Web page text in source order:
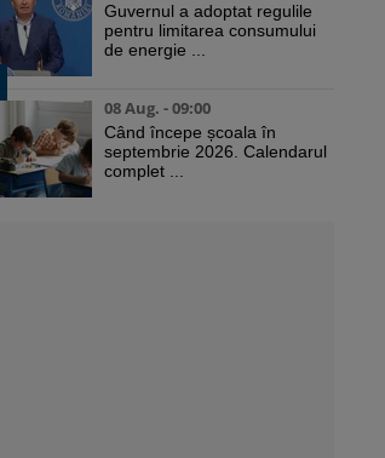
Guvernul a adoptat regulile
pentru limitarea consumului
de energie ...
08 Aug. - 09:00
Când începe școala în
septembrie 2026. Calendarul
complet ...